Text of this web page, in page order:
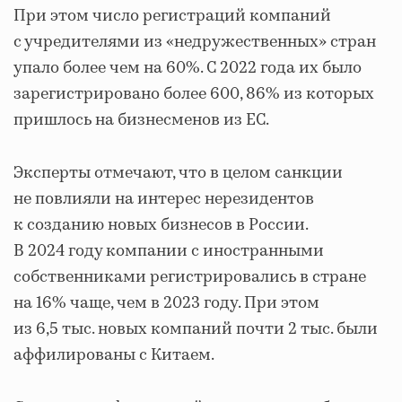
При этом число регистраций компаний
с учредителями из «недружественных» стран
упало более чем на 60%. С 2022 года их было
зарегистрировано более 600, 86% из которых
пришлось на бизнесменов из ЕС.
Эксперты отмечают, что в целом санкции
не повлияли на интерес нерезидентов
к созданию новых бизнесов в России.
В 2024 году компании с иностранными
собственниками регистрировались в стране
на 16% чаще, чем в 2023 году. При этом
из 6,5 тыс. новых компаний почти 2 тыс. были
аффилированы с Китаем.